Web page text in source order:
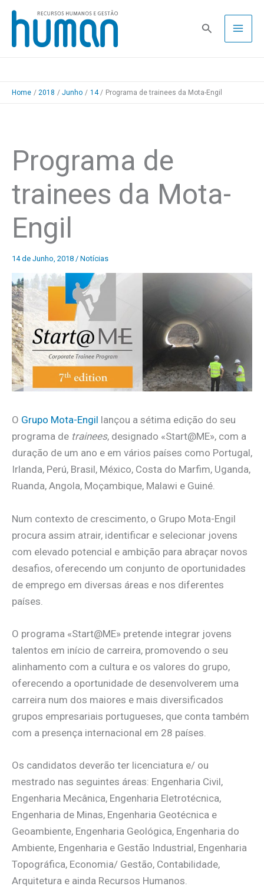
Skip
content
Pesquisa
Home 2018 Junho 14 Programa de trainees da Mota-Engil
Programa de
trainees da Mota-
Engil
14 de Junho, 2018 / Notícias
O Grupo Mota-Engil lançou a sétima edição do seu
programa de trainees, designado «Start@ME», com a
duração de um ano e em vários países como Portugal,
Irlanda, Perú, Brasil, México, Costa do Marfim, Uganda,
Ruanda, Angola, Moçambique, Malawi e Guiné.
Num contexto de crescimento, o Grupo Mota-Engil
procura assim atrair, identificar e selecionar jovens
com elevado potencial e ambição para abraçar novos
desafios, oferecendo um conjunto de oportunidades
de emprego em diversas áreas e nos diferentes
países.
O programa «Start@ME» pretende integrar jovens
talentos em início de carreira, promovendo o seu
alinhamento com a cultura e os valores do grupo,
oferecendo a oportunidade de desenvolverem uma
carreira num dos maiores e mais diversificados
grupos empresariais portugueses, que conta também
com a presença internacional em 28 países.
Os candidatos deverão ter licenciatura e/ ou
mestrado nas seguintes áreas: Engenharia Civil,
Engenharia Mecânica, Engenharia Eletrotécnica,
Engenharia de Minas, Engenharia Geotécnica e
Geoambiente, Engenharia Geológica, Engenharia do
Ambiente, Engenharia e Gestão Industrial, Engenharia
Topográfica, Economia/ Gestão, Contabilidade,
Arquitetura e ainda Recursos Humanos.